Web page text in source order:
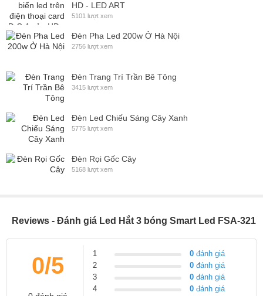
HD - LED ART
5101 lượt xem
Đèn Pha Led 200w Ở Hà Nội
2756 lượt xem
Đèn Trang Trí Trần Bê Tông
3415 lượt xem
Đèn Led Chiếu Sáng Cây Xanh
5775 lượt xem
Đèn Rọi Gốc Cây
5168 lượt xem
Reviews - Đánh giá Led Hắt 3 bóng Smart Led FSA-321
0/5 1 0 đánh giá
2
0 đánh giá
3
0 đánh giá
4
0 đánh giá